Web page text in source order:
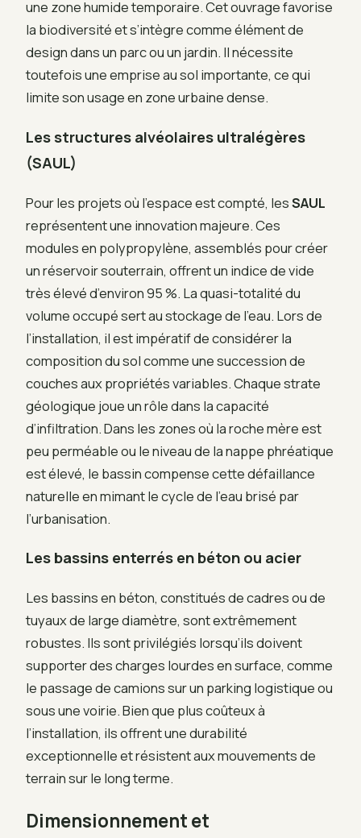
une zone humide temporaire. Cet ouvrage favorise
la biodiversité et s’intègre comme élément de
design dans un parc ou un jardin. Il nécessite
toutefois une emprise au sol importante, ce qui
limite son usage en zone urbaine dense.
Les structures alvéolaires ultralégères
(SAUL)
Pour les projets où l’espace est compté, lesSAUL
représentent une innovation majeure. Ces
modules en polypropylène, assemblés pour créer
un réservoir souterrain, offrent un indice de vide
très élevé d’environ 95 %. La quasi-totalité du
volume occupé sert au stockage de l’eau. Lors de
l’installation, il est impératif de considérer la
composition du sol comme une succession de
couches aux propriétés variables. Chaque strate
géologique joue un rôle dans la capacité
d’infiltration. Dans les zones où la roche mère est
peu perméable ou le niveau de la nappe phréatique
est élevé, le bassin compense cette défaillance
naturelle en mimant le cycle de l’eau brisé par
l’urbanisation.
Les bassins enterrés en béton ou acier
Les bassins en béton, constitués de cadres ou de
tuyaux de large diamètre, sont extrêmement
robustes. Ils sont privilégiés lorsqu’ils doivent
supporter des charges lourdes en surface, comme
le passage de camions sur un parking logistique ou
sous une voirie. Bien que plus coûteux à
l’installation, ils offrent une durabilité
exceptionnelle et résistent aux mouvements de
terrain sur le long terme.
Dimensionnement et